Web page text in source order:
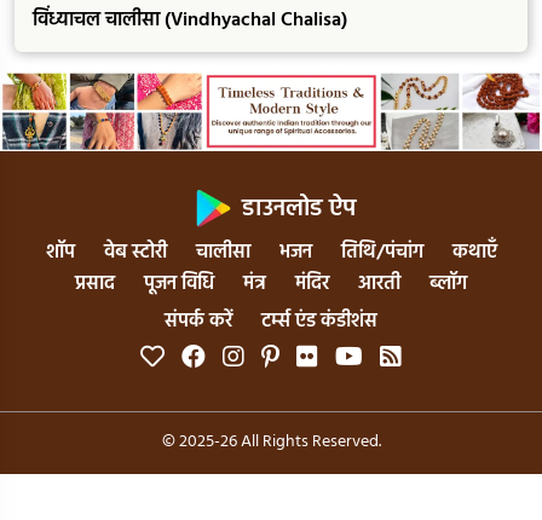
विंध्याचल चालीसा (Vindhyachal Chalisa)
डाउनलोड ऐप
शॉप वेब स्टोरी चालीसा भजन तिथि/पंचांग
कथाएँ
प्रसाद
पूजन विधि मंत्र मंदिर आरती
ब्लॉग
संपर्क करें
टर्म्स एंड कंडीशंस
© 2025-26 All Rights Reserved.